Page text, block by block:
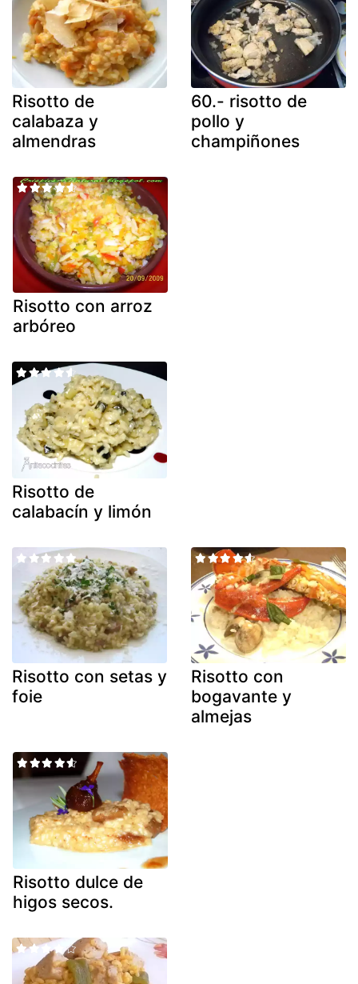
Risotto de
calabaza y
almendras
60.- risotto de
pollo y
champiñones
Risotto con arroz
arbóreo
Risotto de
calabacín y limón
Risotto con setas y
foie
Risotto con
bogavante y
almejas
Risotto dulce de
higos secos.